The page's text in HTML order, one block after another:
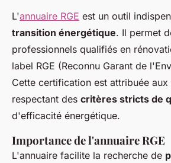
L'annuaire RGE est un outil
transition énergétique. Il permet
professionnels qualifiés en
label RGE (Reconnu Garant de
Cette certification est attribuée aux
respectant des critères stricts de
d'efficacité énergétique.
Importance de l'annuaire RGE
L'annuaire facilite la recherche de